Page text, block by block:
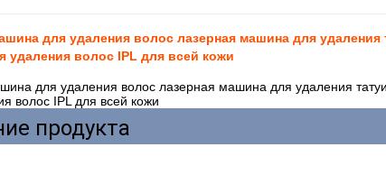
для удаления волос лазерная машина для удаления
удаления волос IPL для всей кожи
для удаления волос лазерная машина для удаления
волос IPL для всей кожи
продукта